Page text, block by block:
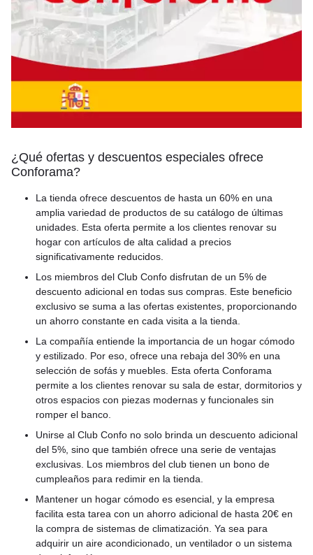
¿Qué ofertas y descuentos especiales ofrece
Conforama?
La tienda ofrece descuentos de hasta un 60% en una
amplia variedad de productos de su catálogo de últimas
unidades. Esta oferta permite a los clientes renovar su
hogar con artículos de alta calidad a precios
significativamente reducidos.
Los miembros del Club Confo disfrutan de un 5% de
descuento adicional en todas sus compras. Este beneficio
exclusivo se suma a las ofertas existentes, proporcionando
un ahorro constante en cada visita a la tienda.
La compañía entiende la importancia de un hogar cómodo
y estilizado. Por eso, ofrece una rebaja del 30% en una
selección de sofás y muebles. Esta oferta Conforama
permite a los clientes renovar su sala de estar, dormitorios y
otros espacios con piezas modernas y funcionales sin
romper el banco.
Unirse al Club Confo no solo brinda un descuento adicional
del 5%, sino que también ofrece una serie de ventajas
exclusivas. Los miembros del club tienen un bono de
cumpleaños para redimir en la tienda.
Mantener un hogar cómodo es esencial, y la empresa
facilita esta tarea con un ahorro adicional de hasta 20€ en
la compra de sistemas de climatización. Ya sea para
adquirir un aire acondicionado, un ventilador o un sistema